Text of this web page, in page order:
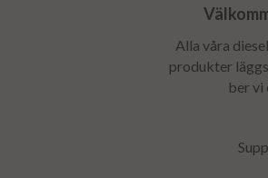
Alla våra
produkter
ber vi